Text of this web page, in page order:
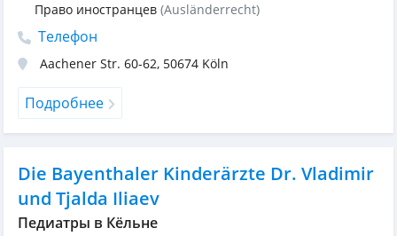
Право иностранцев (Ausländerrecht)
Телефон
Aachener Str. 60-62, 50674 Köln
Подробнее
Die Bayenthaler Kinderärzte Dr. Vladimir
und Tjalda Iliaev
Педиатры в Кёльне